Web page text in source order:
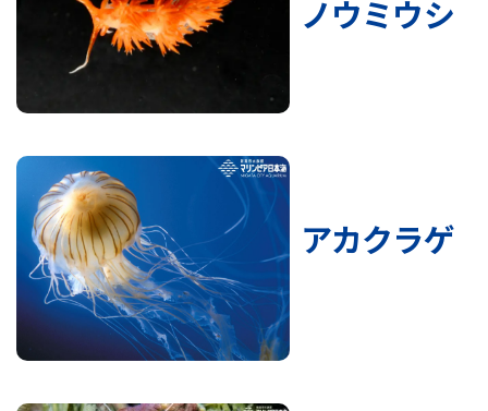
ノウミウシ
アカクラゲ